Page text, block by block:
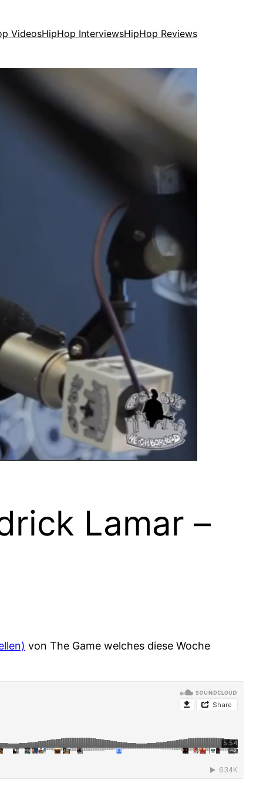
VideosHipHop InterviewsHipHop Reviews
Lamar –
von The Game welches diese Woche